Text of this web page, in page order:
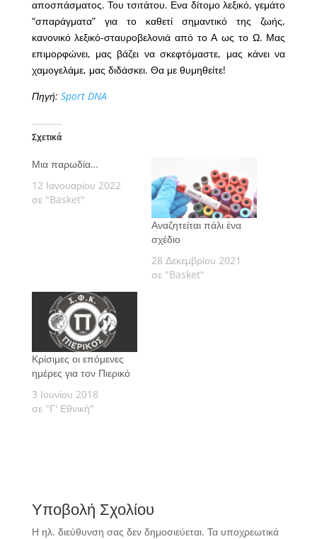
αποσπάσματος. Του τσιτάτου. Ενα δίτομο λεξικό, γεμάτο
“σπαράγματα” για το καθετί σημαντικό της ζωής,
κανονικό λεξικό-σταυροβελονιά από το Α ως το Ω. Μας
επιμορφώνει, μας βάζει να σκεφτόμαστε, μας κάνει να
χαμογελάμε, μας διδάσκει. Θα με θυμηθείτε!
Πηγή: Sport DNA
Σχετικά
Μια παρωδία…
12 Ιανουαρίου 2022
σε "Basket"
Αναζητείται πάλι ένα
σχέδιο
28 Δεκεμβρίου 2021
σε "Basket"
Κρίσιμες οι επόμενες
ημέρες για τον Πιερικό
3 Ιουνίου 2018
σε "Γ' Εθνική"
Υποβολή Σχολίου
Η ηλ. διεύθυνση σας δεν δημοσιεύεται. Τα υποχρεωτικά